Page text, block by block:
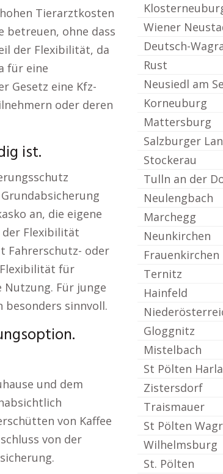
Tierarztkosten
betreuen, ohne dass
der Flexibilität, da
für eine
Gesetz eine Kfz-
oder deren
ist.
an, die eigene
der Flexibilität
Fahrerschutz- oder
für
Nutzung. Für junge
sinnvoll.
und dem
von Kaffee
von der
Wiener
Deutsch-
Rust
Neusiedl am
Korneuburg
Mattersburg
Salzburger
Stockerau
Tulln an der
Neulengbach
Marchegg
Neunkirchen
Frauenkirchen
Ternitz
Hainfeld
Gloggnitz
Mistelbach
St Pölten
Zistersdorf
Traismauer
St Pölten
Wilhelmsburg
St. Pölten